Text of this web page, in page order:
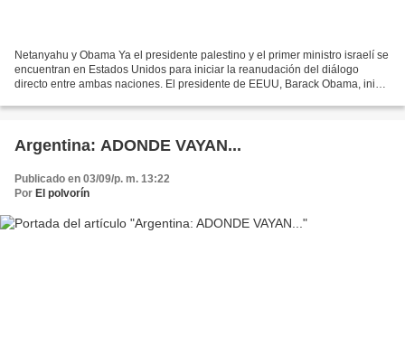
Netanyahu y Obama Ya el presidente palestino y el primer ministro israelí se
encuentran en Estados Unidos para iniciar la reanudación del diálogo
directo entre ambas naciones. El presidente de EEUU, Barack Obama, inició
Argentina: ADONDE VAYAN...
Publicado en 03/09/p. m. 13:22
Por El polvorín